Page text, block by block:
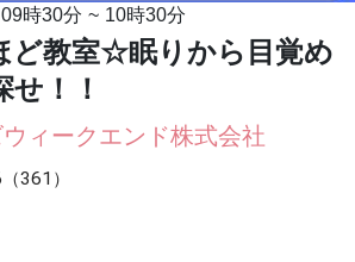
09時30分 ~ 10時30分
ど教室☆眠りから目覚め
！！
ウィークエンド株式会社
361）